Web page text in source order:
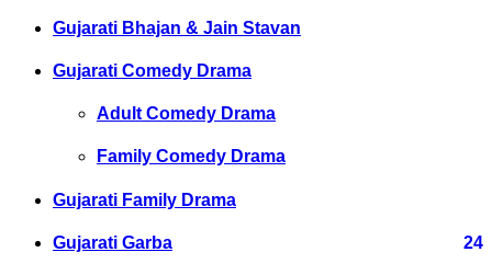
Gujarati Bhajan & Jain Stavan
Gujarati Comedy Drama
Adult Comedy Drama
Family Comedy Drama
Gujarati Family Drama
Gujarati Garba 24